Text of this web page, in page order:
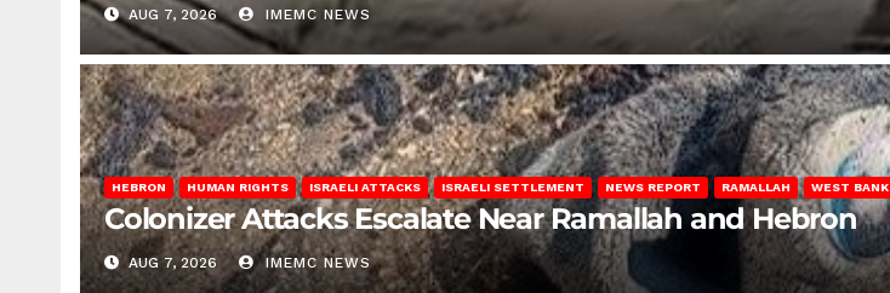
AUG 7, 2026 IMEMC NEWS
HEBRON HUMAN RIGHTS ISRAELI ATTACKS ISRAELI SETTLEMENT NEWS REPORT RAMALLAH WEST BANK
Colonizer Attacks Escalate Near Ramallah and Hebron
AUG 7, 2026 IMEMC NEWS